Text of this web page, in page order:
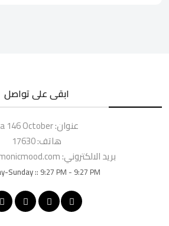
ابقى على تواصل
عنوان:146 October
هاتف:17630
بريد الالكتروني:
Sunday :: 9:27 PM - 9:27 PM